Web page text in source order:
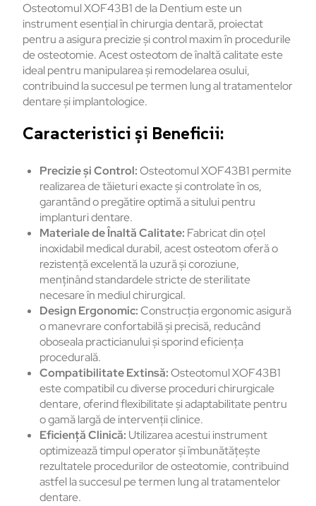
Osteotomul XOF43B1 de la Dentium este un
instrument esențial în chirurgia dentară, proiectat
pentru a asigura precizie și control maxim în procedurile
de osteotomie. Acest osteotom de înaltă calitate este
ideal pentru manipularea și remodelarea osului,
contribuind la succesul pe termen lung al tratamentelor
dentare și implantologice.
Caracteristici și Beneficii:
Precizie și Control:Osteotomul XOF43B1 permite
realizarea de tăieturi exacte și controlate în os,
garantând o pregătire optimă a sitului pentru
implanturi dentare.
Materiale de Înaltă Calitate: Fabricat din oțel
inoxidabil medical durabil, acest osteotom oferă o
rezistență excelentă la uzură și coroziune,
menținând standardele stricte de sterilitate
necesare în mediul chirurgical.
Design Ergonomic:Construcția ergonomic asigură
o manevrare confortabilă și precisă, reducând
oboseala practicianului și sporind eficiența
procedurală.
Compatibilitate Extinsă:Osteotomul XOF43B1
este compatibil cu diverse proceduri chirurgicale
dentare, oferind flexibilitate și adaptabilitate pentru
o gamă largă de intervenții clinice.
Eficiență Clinică: Utilizarea acestui instrument
optimizează timpul operator și îmbunătățește
rezultatele procedurilor de osteotomie, contribuind
astfel la succesul pe termen lung al tratamentelor
dentare.